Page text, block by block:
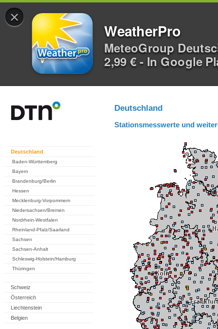
×
WeatherPro
MeteoGroup
2,99 € - In Google
Deutschland
Baden-Württemberg
Bayern
Brandenburg/Berlin
Hessen
Mecklenburg-Vorpommern
Niedersachsen/Bremen
Nordrhein-Westfalen
Rheinland-Pfalz/Saarland
Sachsen
Sachsen-Anhalt
Schleswig-Holstein/Hamburg
Thüringen
Schweiz
Österreich
Liechtenstein
Belgien
Deutschland
Stationsmesswerte und